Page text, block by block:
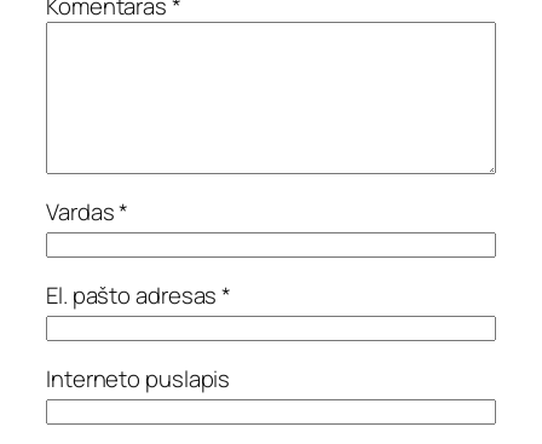
Vardas*
El. pašto adresas*
Interneto puslapis